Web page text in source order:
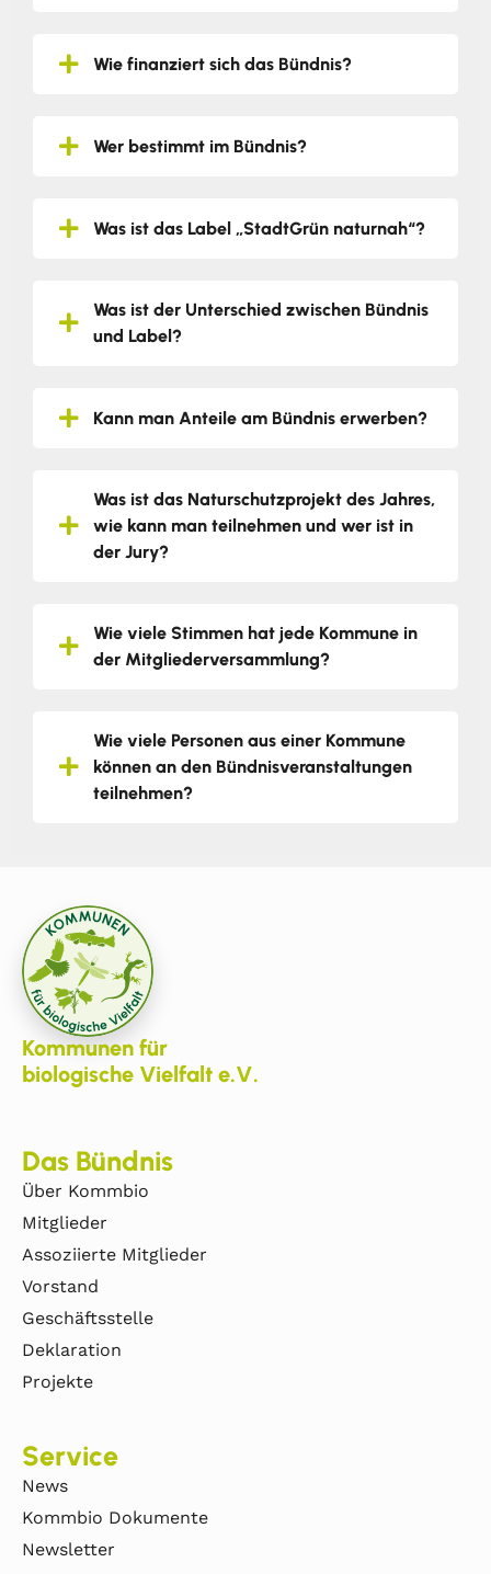
Wie finanziert sich das Bündnis?
Wer bestimmt im Bündnis?
Was ist das Label „StadtGrün naturnah“?
Was ist der Unterschied zwischen Bündnis
und Label?
Kann man Anteile am Bündnis erwerben?
Was ist das Naturschutzprojekt des Jahres,
wie kann man teilnehmen und wer ist in
der Jury?
Wie viele Stimmen hat jede Kommune in
der Mitgliederversammlung?
Wie viele Personen aus einer Kommune
können an den Bündnisveranstaltungen
teilnehmen?
Kommunen für
biologische Vielfalt e.V.
Das Bündnis
Über Kommbio
Mitglieder
Assoziierte Mitglieder
Vorstand
Geschäftsstelle
Deklaration
Projekte
Service
News
Kommbio Dokumente
Newsletter